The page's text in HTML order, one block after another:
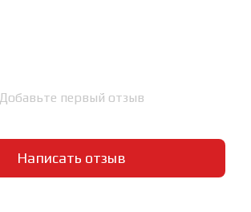
Добавьте первый отзыв
Написать отзыв